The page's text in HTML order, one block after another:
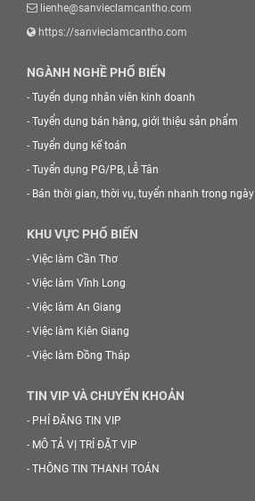
lienhe@sanvieclamcantho.com
https://sanvieclamcantho.com
NGÀNH NGHỀ PHỔ BIẾN
- Tuyển dụng nhân viên kinh doanh
- Tuyển dụng bán hàng, giới thiệu sản phẩm
- Tuyển dụng kế toán
- Tuyển dụng PG/PB, Lễ Tân
- Bán thời gian, thời vụ, tuyển nhanh trong ngày
KHU VỰC PHỔ BIẾN
- Việc làm Cần Thơ
- Việc làm Vĩnh Long
- Việc làm An Giang
- Việc làm Kiên Giang
- Việc làm Đồng Tháp
TIN VIP VÀ CHUYỂN KHOẢN
- PHÍ ĐĂNG TIN VIP
- MÔ TẢ VỊ TRÍ ĐẶT VIP
- THÔNG TIN THANH TOÁN